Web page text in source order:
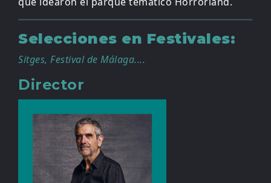
Selecciones en Festivales:
Sitges, Festival de Málaga....
Director